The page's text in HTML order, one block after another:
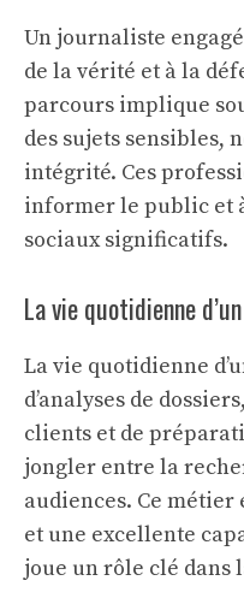
Un journaliste
de la vérité et à la
parcours implique
des sujets sensibles,
intégrité. Ces
informer le public et
sociaux significatifs.
La vie quotidienne
La vie quotidienne
d’analyses de
clients et de
jongler entre la
audiences. Ce
et une excellente
joue un rôle clé dans